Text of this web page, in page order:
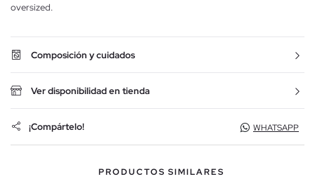
oversized.
Composición y cuidados
Ver disponibilidad en tienda
¡Compártelo! WHATSAPP
PRODUCTOS SIMILARES